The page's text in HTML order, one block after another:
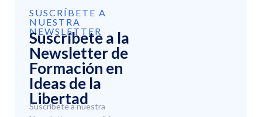
SUSCRÍBETE A
NUESTRA
NEWSLETTER
Suscríbete a la
Newsletter de
Formación en
Ideas de la
Libertad
Suscríbete a nuestra